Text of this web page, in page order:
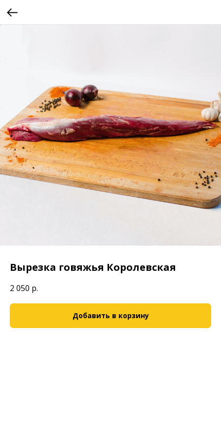
Вырезка говяжья Королевская
2 050 р.
Добавить в корзину